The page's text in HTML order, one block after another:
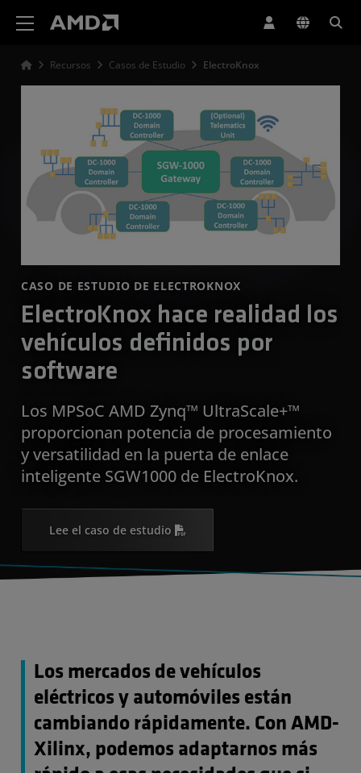
Recursos Casos de Estudio ElectroKnox
CASO DE ESTUDIO DE ELECTROKNOX
ElectroKnox hace realidad los
vehículos definidos por
software
Los MPSoC AMD Zynq™ UltraScale+™
proporcionan potencia de procesamiento
y versatilidad en la puerta de enlace
inteligente SGW1000 de ElectroKnox.
Lee el caso de estudio
Los mercados de vehículos
eléctricos y automóviles están
cambiando rápidamente. Con AMD-
Xilinx, podemos adaptarnos más